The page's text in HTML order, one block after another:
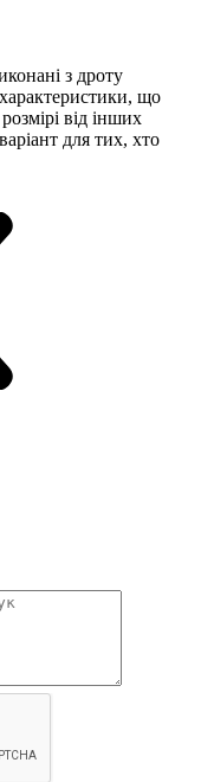
з дроту
що
від інших
для тих, хто